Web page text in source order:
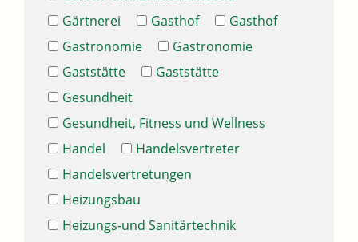
Gärtnerei
Gasthof
Gasthof
Gastronomie
Gastronomie
Gaststätte
Gaststätte
Gesundheit
Gesundheit, Fitness und Wellness
Handel
Handelsvertreter
Handelsvertretungen
Heizungsbau
Heizungs-und Sanitärtechnik